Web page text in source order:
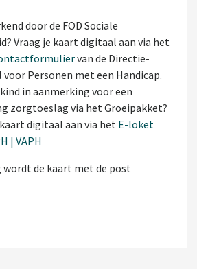
door de FOD Sociale
Vraag je kaart digitaal aan via het
van de Directie-
voor Personen met een Handicap.
in aanmerking voor een
zorgtoeslag via het Groeipakket?
digitaal aan via het E-loket
| VAPH
wordt de kaart met de post